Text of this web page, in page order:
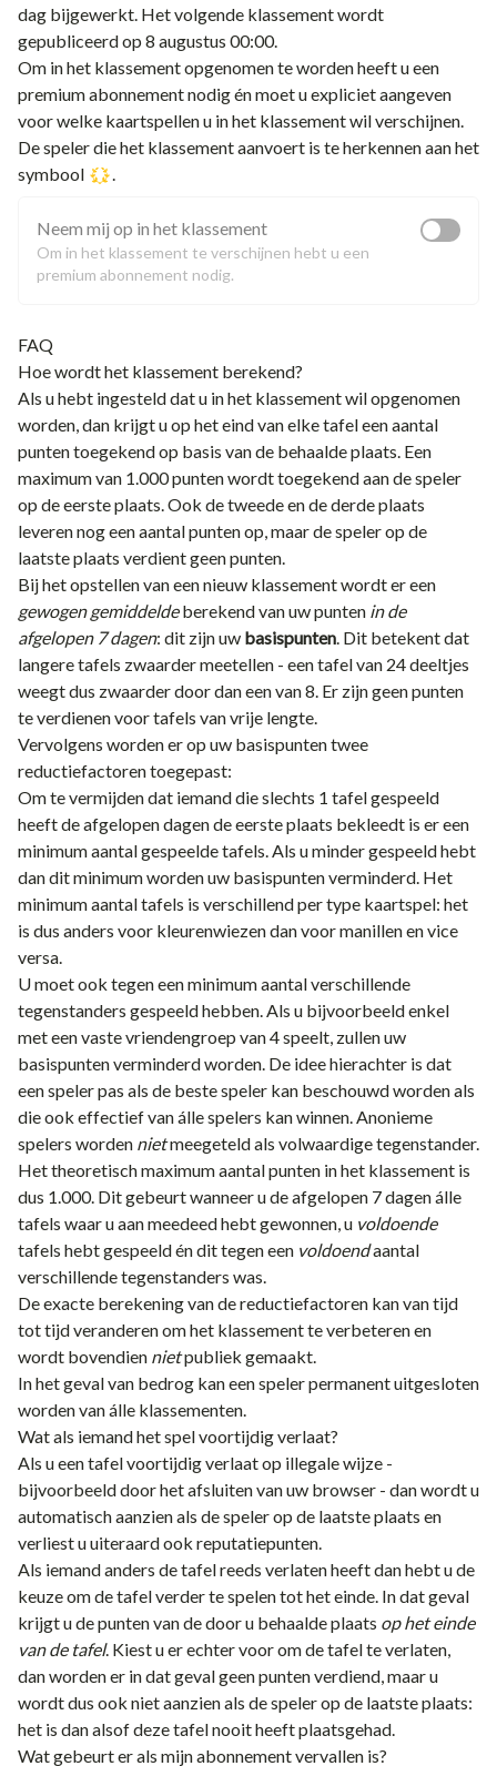
dag bijgewerkt. Het volgende klassement wordt
gepubliceerd op 8 augustus 00:00.
Om in het klassement opgenomen te worden heeft u een
premium abonnementnodig én moet u expliciet aangeven
voor welke kaartspellen u in het klassement wil verschijnen.
De speler die het klassement aanvoert is te herkennen aan het
symbool
.
Neem mij op in het klassement
Om in het klassement te verschijnen hebt u een
premium abonnement nodig.
FAQ
Hoe wordt het klassement berekend?
Als u hebt ingesteld dat u in het klassement wil opgenomen
worden, dan krijgt u op het eind van elke tafel een aantal
punten toegekend op basis van de behaalde plaats. Een
maximum van 1.000 punten wordt toegekend aan de speler
op de eerste plaats. Ook de tweede en de derde plaats
leveren nog een aantal punten op, maar de speler op de
laatste plaats verdient geen punten.
Bij het opstellen van een nieuw klassement wordt er een
gewogen gemiddeldeberekend van uw punten in de
afgelopen 7 dagen: dit zijn uw basispunten. Dit betekent dat
langere tafels zwaarder meetellen - een tafel van 24 deeltjes
weegt dus zwaarder door dan een van 8. Er zijn geen punten
te verdienen voor tafels van vrije lengte.
Vervolgens worden er op uw basispunten twee
reductiefactoren toegepast:
Om te vermijden dat iemand die slechts 1 tafel gespeeld
heeft de afgelopen dagen de eerste plaats bekleedt is er een
minimum aantal gespeelde tafels. Als u minder gespeeld hebt
dan dit minimum worden uw basispunten verminderd. Het
minimum aantal tafels is verschillend per type kaartspel: het
is dus anders voor kleurenwiezendan voormanillenen vice
versa.
U moet ook tegen een minimum aantal verschillende
tegenstanders gespeeld hebben. Als u bijvoorbeeld enkel
met een vaste vriendengroep van 4 speelt, zullen uw
basispunten verminderd worden. De idee hierachter is dat
een speler pas als de beste speler kan beschouwd worden als
die ook effectief van álle spelers kan winnen. Anonieme
spelers worden nietmeegeteld als volwaardige tegenstander.
Het theoretisch maximum aantal punten in het klassement is
dus 1.000. Dit gebeurt wanneer u de afgelopen 7 dagen álle
tafels waar u aan meedeed hebt gewonnen, u voldoende
tafels hebt gespeeld én dit tegen een voldoendaantal
verschillende tegenstanders was.
De exacte berekening van de reductiefactoren kan van tijd
tot tijd veranderen om het klassement te verbeteren en
wordt bovendien nietpubliek gemaakt.
In het geval van bedrog kan een speler permanent uitgesloten
worden van álle klassementen.
Wat als iemand het spel voortijdig verlaat?
Als u een tafel voortijdig verlaat op illegale wijze -
bijvoorbeeld door het afsluiten van uw browser - dan wordt u
automatisch aanzien als de speler op de laatste plaats en
verliest u uiteraard ook reputatiepunten.
Als iemand anders de tafel reeds verlaten heeft dan hebt u de
keuze om de tafel verder te spelen tot het einde. In dat geval
krijgt u de punten van de door u behaalde plaats op het einde
van de tafel. Kiest u er echter voor om de tafel te verlaten,
dan worden er in dat geval geen punten verdiend, maar u
wordt dus ook niet aanzien als de speler op de laatste plaats:
het is dan alsof deze tafel nooit heeft plaatsgehad.
Wat gebeurt er als mijn abonnement vervallen is?